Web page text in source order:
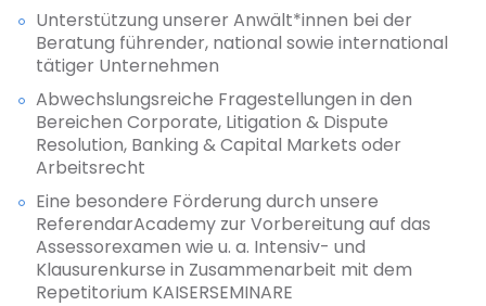
Unterstützung unserer Anwält*innen bei der
Beratung führender, national sowie international
tätiger Unternehmen
Abwechslungsreiche Fragestellungen in den
Bereichen Corporate, Litigation & Dispute
Resolution, Banking & Capital Markets oder
Arbeitsrecht
Eine besondere Förderung durch unsere
ReferendarAcademy zur Vorbereitung auf das
Assessorexamen wie u. a. Intensiv- und
Klausurenkurse in Zusammenarbeit mit dem
Repetitorium KAISERSEMINARE